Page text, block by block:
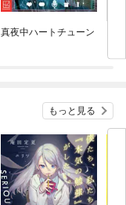
真夜中ハートチューン
ー
もっと見る